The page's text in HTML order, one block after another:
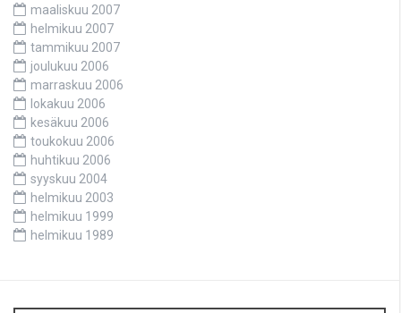
maaliskuu 2007
helmikuu 2007
tammikuu 2007
joulukuu 2006
marraskuu 2006
lokakuu 2006
kesäkuu 2006
toukokuu 2006
huhtikuu 2006
syyskuu 2004
helmikuu 2003
helmikuu 1999
helmikuu 1989